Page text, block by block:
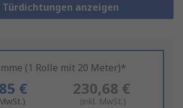
Türdichtungen anzeigen
(1 Rolle mit 20 Meter)*
€ 230,68 €
(inkl. MwSt.)